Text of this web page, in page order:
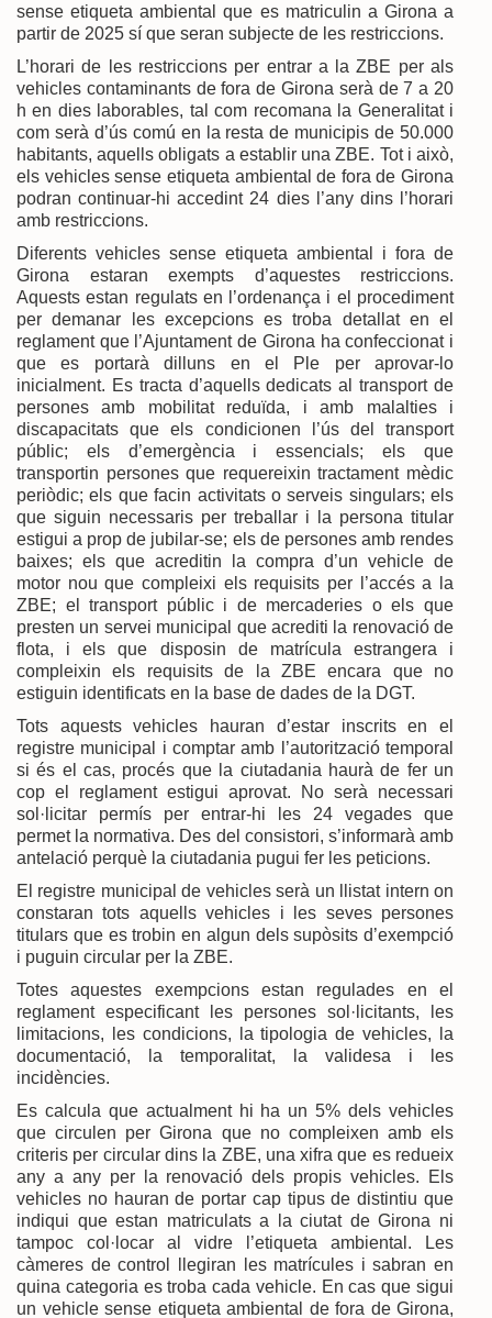
sense etiqueta ambiental que es matriculin a Girona a
partir de 2025 sí que seran subjecte de les restriccions.
L’horari de les restriccions per entrar a la ZBE per als
vehicles contaminants de fora de Girona serà de 7 a 20
h en dies laborables, tal com recomana la Generalitat i
com serà d’ús comú en la resta de municipis de 50.000
habitants, aquells obligats a establir una ZBE. Tot i això,
els vehicles sense etiqueta ambiental de fora de Girona
podran continuar-hi accedint 24 dies l’any dins l’horari
amb restriccions.
Diferents vehicles sense etiqueta ambiental i fora de
Girona estaran exempts d’aquestes restriccions.
Aquests estan regulats en l’ordenança i el procediment
per demanar les excepcions es troba detallat en el
reglament que l’Ajuntament de Girona ha confeccionat i
que es portarà dilluns en el Ple per aprovar-lo
inicialment. Es tracta d’aquells dedicats al transport de
persones amb mobilitat reduïda, i amb malalties i
discapacitats que els condicionen l’ús del transport
públic; els d’emergència i essencials; els que
transportin persones que requereixin tractament mèdic
periòdic; els que facin activitats o serveis singulars; els
que siguin necessaris per treballar i la persona titular
estigui a prop de jubilar-se; els de persones amb rendes
baixes; els que acreditin la compra d’un vehicle de
motor nou que compleixi els requisits per l’accés a la
ZBE; el transport públic i de mercaderies o els que
presten un servei municipal que acrediti la renovació de
flota, i els que disposin de matrícula estrangera i
compleixin els requisits de la ZBE encara que no
estiguin identificats en la base de dades de la DGT.
Tots aquests vehicles hauran d’estar inscrits en el
registre municipal i comptar amb l’autorització temporal
si és el cas, procés que la ciutadania haurà de fer un
cop el reglament estigui aprovat. No serà necessari
sol·licitar permís per entrar-hi les 24 vegades que
permet la normativa. Des del consistori, s’informarà amb
antelació perquè la ciutadania pugui fer les peticions.
El registre municipal de vehicles serà un llistat intern on
constaran tots aquells vehicles i les seves persones
titulars que es trobin en algun dels supòsits d’exempció
i puguin circular per la ZBE.
Totes aquestes exempcions estan regulades en el
reglament especificant les persones sol·licitants, les
limitacions, les condicions, la tipologia de vehicles, la
documentació, la temporalitat, la validesa i les
incidències.
Es calcula que actualment hi ha un 5% dels vehicles
que circulen per Girona que no compleixen amb els
criteris per circular dins la ZBE, una xifra que es redueix
any a any per la renovació dels propis vehicles. Els
vehicles no hauran de portar cap tipus de distintiu que
indiqui que estan matriculats a la ciutat de Girona ni
tampoc col·locar al vidre l’etiqueta ambiental. Les
càmeres de control llegiran les matrícules i sabran en
quina categoria es troba cada vehicle. En cas que sigui
un vehicle sense etiqueta ambiental de fora de Girona,